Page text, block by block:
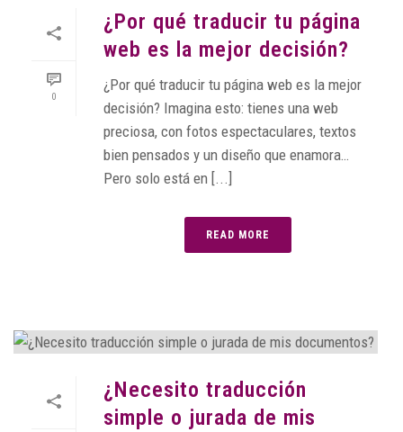
0
¿Por qué traducir tu página
web es la mejor decisión?
¿Por qué traducir tu página web es la mejor
decisión? Imagina esto: tienes una web
preciosa, con fotos espectaculares, textos
bien pensados y un diseño que enamora…
Pero solo está en [...]
READ MORE
¿Necesito traducción
simple o jurada de mis